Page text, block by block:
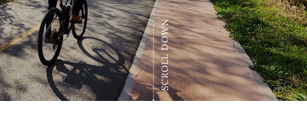
SCROLL DOWN